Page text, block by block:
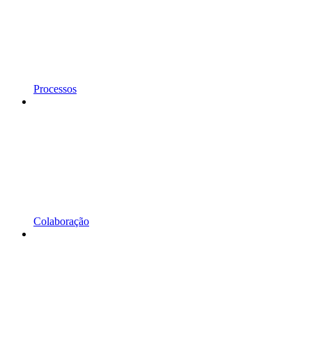
Processos
Colaboração